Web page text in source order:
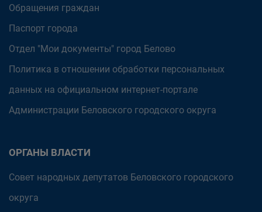
Обращения граждан
Паспорт города
Отдел "Мои документы" город Белово
Политика в отношении обработки персональных
данных на официальном интернет-портале
Администрации Беловского городского округа
ОРГАНЫ ВЛАСТИ
Совет народных депутатов Беловского городского
округа